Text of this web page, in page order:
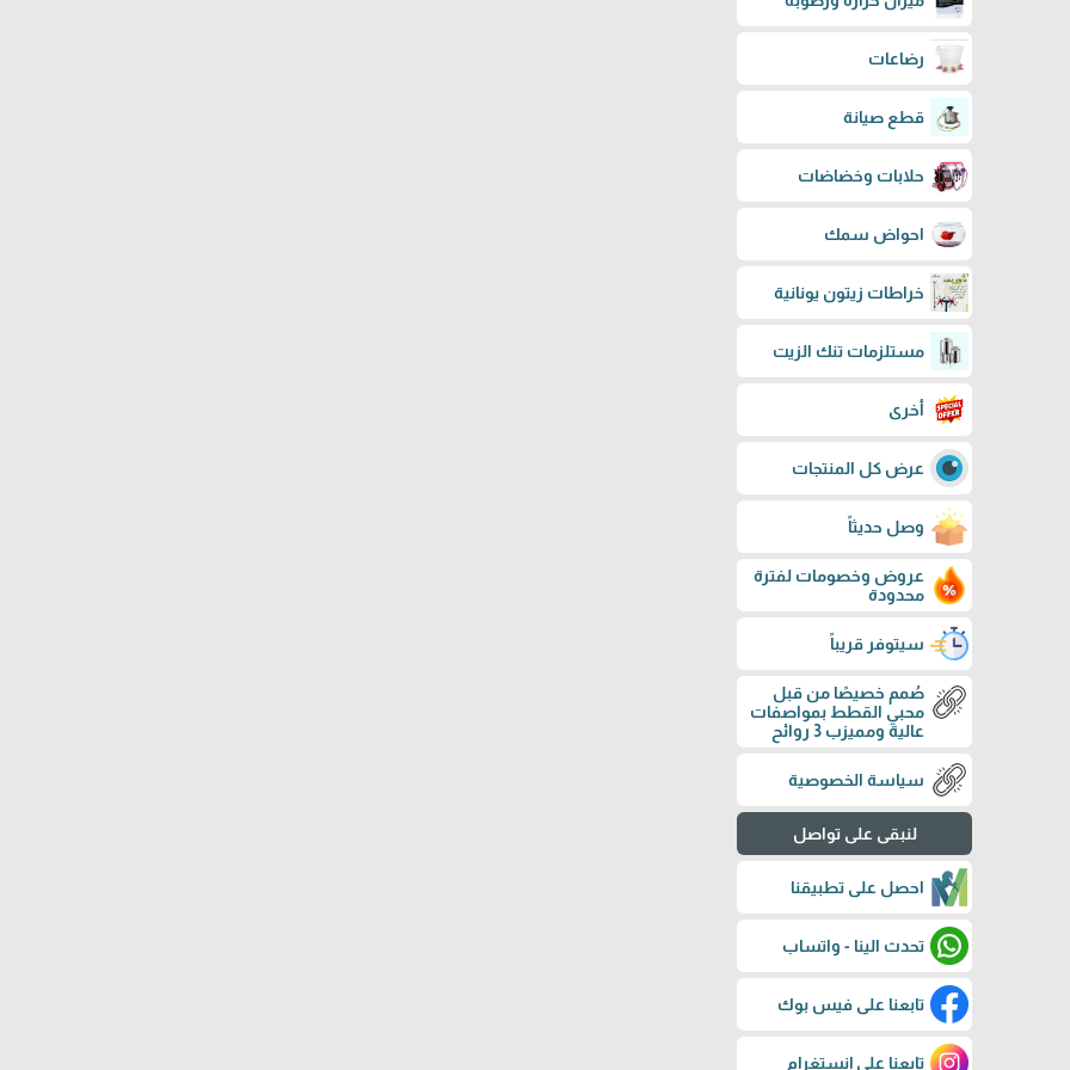
رضاعات
قطع صيانة
حلابات وخضاضات
احواض سمك
خراطات زيتون يونانية
مستلزمات تنك الزيت
أخرى
عرض كل المنتجات
وصل حديثاً
عروض وخصومات لفترة
محدودة
سيتوفر قريباً
صُمم خصيصًا من قبل
محبي القطط بمواصفات
عالية ومميزب 3 روائح
سياسة الخصوصية
لنبقى على تواصل
احصل على تطبيقنا
تحدث الينا - واتساب
تابعنا على فيس بوك
تابعنا على إنستغرام